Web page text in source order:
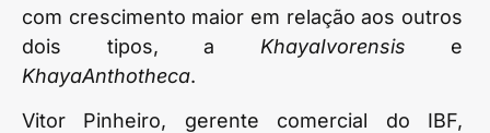
com crescimento maior em relação aos outros
dois tipos, a KhayaIvorensis e
KhayaAnthotheca.
Vitor Pinheiro, gerente comercial do IBF,